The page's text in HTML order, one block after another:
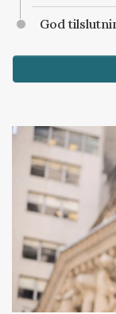
God